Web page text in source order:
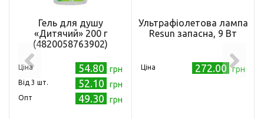
Гель для душу
«Дитячий» 200 г
(4820058763902)
Ціна 54.80 грн
Від 3 шт. 52.10 грн
Опт 49.30 грн
Ультрафіолетова лампа
Resun запасна, 9 Вт
Ціна 272.00 грн